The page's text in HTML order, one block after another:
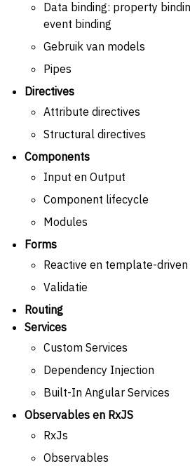
Data binding: property
event binding
Gebruik van models
Pipes
Directives
Attribute directives
Structural directives
Components
Input en Output
Component lifecycle
Modules
Forms
Reactive en template-
Validatie
Routing
Services
Custom Services
Dependency Injection
Built-In Angular Services
Observables en RxJS
RxJs
Observables